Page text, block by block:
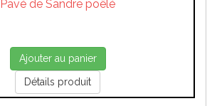
Pavé de Sandre poêlé
Ajouter au panier
Détails produit